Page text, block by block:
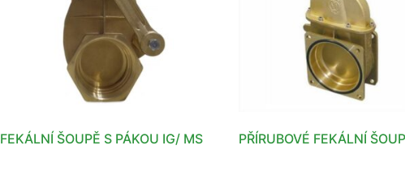
FEKÁLNÍ ŠOUPĚ S PÁKOU IG/ MS PŘÍRUBOVÉ FEKÁLNÍ